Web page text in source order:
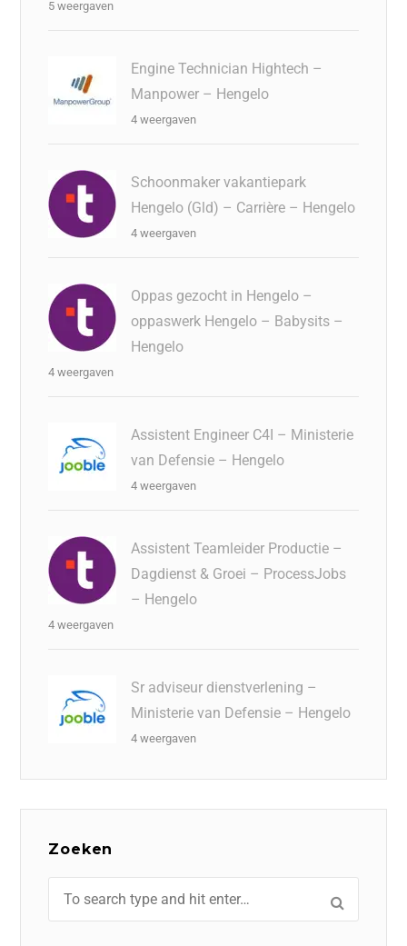
5 weergaven
Engine Technician Hightech –
Manpower – Hengelo
4 weergaven
Schoonmaker vakantiepark
Hengelo (Gld) – Carrière – Hengelo
4 weergaven
Oppas gezocht in Hengelo –
oppaswerk Hengelo – Babysits –
Hengelo
4 weergaven
Assistent Engineer C4I – Ministerie
van Defensie – Hengelo
4 weergaven
Assistent Teamleider Productie –
Dagdienst & Groei – ProcessJobs
– Hengelo
4 weergaven
Sr adviseur dienstverlening –
Ministerie van Defensie – Hengelo
4 weergaven
Zoeken